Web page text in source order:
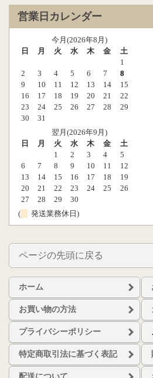
営業日カレンダー
今月(2026年8月)
日
月 火 水 木 金
土
1
2
3 4 5 6 7
8
9
10 11 12 13 14
15
16
17 18 19 20 21
22
23
24 25 26 27 28
29
30
31
翌月(2026年9月)
日
月 火 水 木 金
土
1
2 3 4
5
6
7 8 9 10 11
12
13
14 15 16 17 18
19
20
21 22 23 24 25
26
27
28 29
30
(
発送業務休日)
ページの先頭に戻る
ホーム
お買い物の方法
プライバシーポリシー
特定商取引法に基づく表記